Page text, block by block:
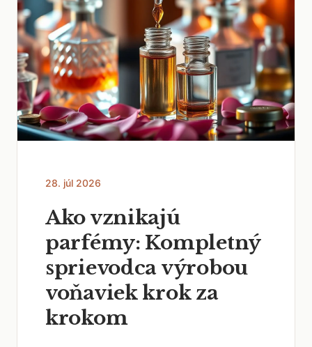
28. júl 2026
Ako vznikajú
parfémy: Kompletný
sprievodca výrobou
voňaviek krok za
krokom